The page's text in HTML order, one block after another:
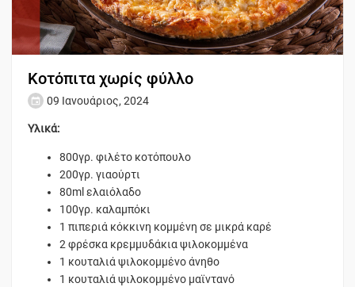
Κοτόπιτα χωρίς φύλλο
09 Ιανουάριος, 2024
Υλικά:
800γρ. φιλέτο κοτόπουλο
200γρ. γιαούρτι
80ml ελαιόλαδο
100γρ. καλαμπόκι
1 πιπεριά κόκκινη κομμένη σε μικρά καρέ
2 φρέσκα κρεμμυδάκια ψιλοκομμένα
1 κουταλιά ψιλοκομμένο άνηθο
1 κουταλιά ψιλοκομμένο μαϊντανό